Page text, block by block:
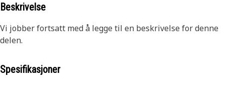
Beskrivelse
Vi jobber fortsatt med å legge til en beskrivelse for denne
delen.
Spesifikasjoner